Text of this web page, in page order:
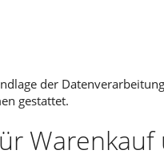
der
gestattet.